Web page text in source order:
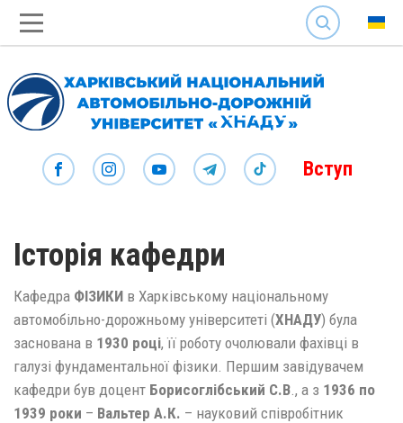
SEARCH
Вступ
Історія кафедри
Кафедра ФІЗИКИ в Харківському національному
автомобільно-дорожньому університеті (ХНАДУ) була
заснована в 1930 році, її роботу очолювали фахівці в
галузі фундаментальної фізики. Першим завідувачем
кафедри був доцент Борисоглібський С.В ., а з 1936 по
1939 роки – Вальтер А.К. – науковий співробітник